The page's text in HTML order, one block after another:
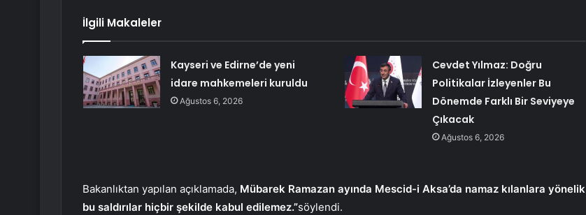
İlgili Makaleler
Kayseri ve Edirne’de yeni
idare mahkemeleri kuruldu
Ağustos 6, 2026
Cevdet Yılmaz: Doğru
Politikalar İzleyenler Bu
Dönemde Farklı Bir Seviyeye
Çıkacak
Ağustos 6, 2026
Bakanlıktan yapılan açıklamada, Mübarek Ramazan ayında Mescid-i Aksa’da namaz kılanlara yönelik
bu saldırılar hiçbir şekilde kabul edilemez.”söylendi.